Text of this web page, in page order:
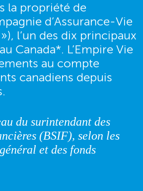
la propriété de
d’Assurance‑Vie
l’un des dix principaux
Canada*. L’Empire Vie
au compte
canadiens depuis
du surintendant des
(BSIF), selon les
et des fonds